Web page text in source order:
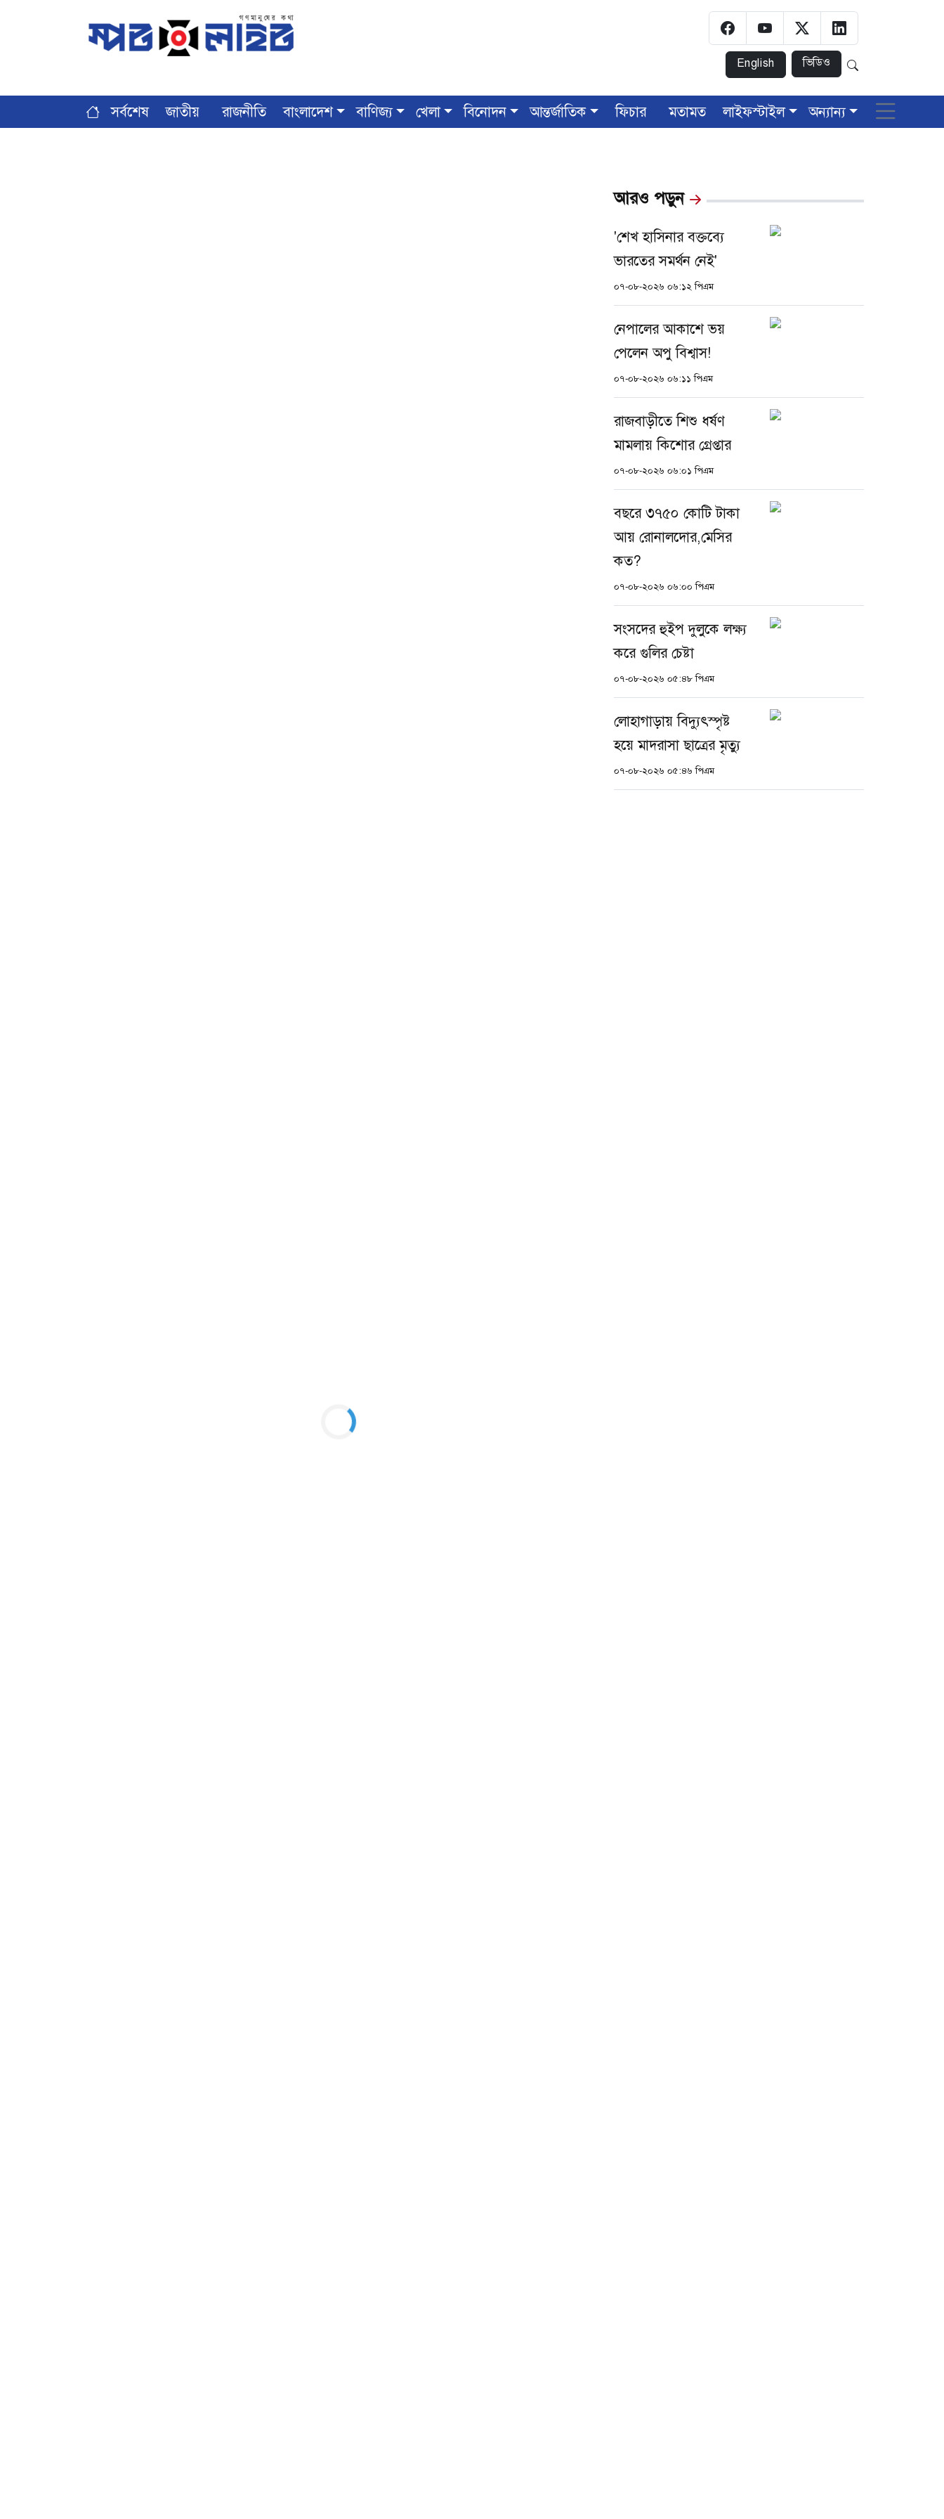
English ভিডিও
সর্বশেষ জাতীয় রাজনীতি বাংলাদেশ বাণিজ্য খেলা বিনোদন আন্তর্জাতিক ফিচার মতামত লাইফস্টাইল অন্যান্য
আরও পড়ুন
'শেখ হাসিনার বক্তব্যে
ভারতের সমর্থন নেই'
০৭-০৮-২০২৬ ০৬:১২ পিএম
নেপালের আকাশে ভয়
পেলেন অপু বিশ্বাস!
০৭-০৮-২০২৬ ০৬:১১ পিএম
রাজবাড়ীতে শিশু ধর্ষণ
মামলায় কিশোর গ্রেপ্তার
০৭-০৮-২০২৬ ০৬:০১ পিএম
বছরে ৩৭৫০ কোটি টাকা
আয় রোনালদোর,মেসির
কত?
০৭-০৮-২০২৬ ০৬:০০ পিএম
সংসদের হুইপ দুলুকে লক্ষ্য
করে গুলির চেষ্টা
০৭-০৮-২০২৬ ০৫:৪৮ পিএম
লোহাগাড়ায় বিদ্যুৎস্পৃষ্ট
হয়ে মাদরাসা ছাত্রের মৃত্যু
০৭-০৮-২০২৬ ০৫:৪৬ পিএম